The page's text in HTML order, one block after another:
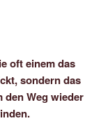
oft einem das
sondern das
den Weg wieder